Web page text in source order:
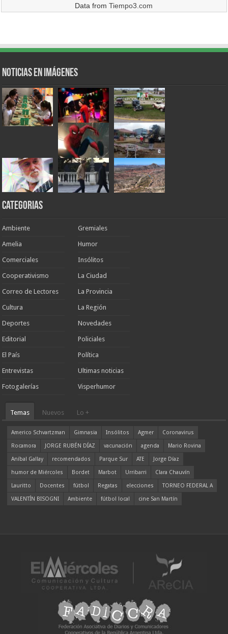
Data fromTiempo3.com
Noticias en Imágenes
Categorias
Ambiente
Amelia
Comerciales
Cooperativismo
Correo de Lectores
Cultura
Deportes
Editorial
El País
Entrevistas
Fotogalerías
Gremiales
Humor
Insólitos
La Ciudad
La Provincia
La Región
Novedades
Policiales
Política
Ultimas noticias
Visperhumor
Temas Nuevos Lo +
Americo Schvartzman Gimnasia Insólitos Agmer
Coronavirus
Rocamora
JORGE RUBÉN DÍAZ vacunación agenda
Mario Rovina
Aníbal Gallay
recomendados Parque Sur ATE
Jorge Díaz
humor de Miércoles
Bordet Marbot Urribarri
Clara Chauvín
Lauritto
Docentes fútbol Regatas elecciones
TORNEO FEDERAL A
VALENTÍN BISOGNI
Ambiente fútbol local cine San Martín